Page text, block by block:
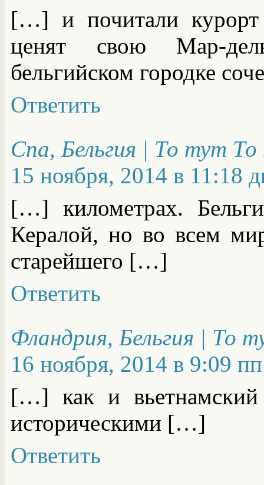
[…] и почитали
ценят свою Мар-
бельгийском городке
Ответить
Спа, Бельгия | То тут
15 ноября, 2014 в 11:18
[…] километрах.
Кералой, но во всем
старейшего […]
Ответить
Фландрия, Бельгия | То
16 ноября, 2014 в 9:09 пп
[…] как и
историческими […]
Ответить